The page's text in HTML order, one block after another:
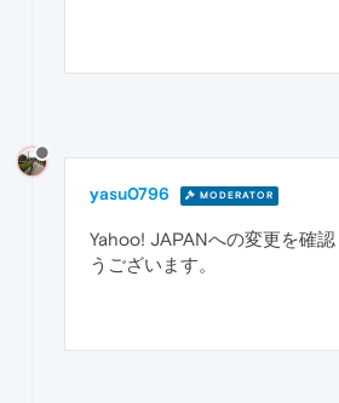
yasu0796 MODERATOR
Yahoo! JAPANへの変更を確
うございます。